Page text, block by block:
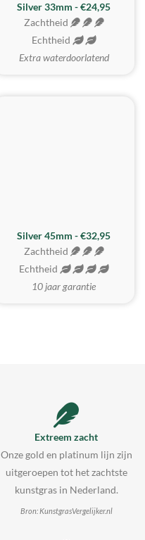
Silver 33mm - €24,95
Zachtheid
Echtheid
Extra waterdoorlatend
MEEST GEKOZEN
Silver 45mm - €32,95
Zachtheid
Echtheid
10 jaar garantie
Extreem zacht
Onze gold en platinum lijn zijn
uitgeroepen tot het zachtste
kunstgras in Nederland.
Bron: KunstgrasVergelijker.nl